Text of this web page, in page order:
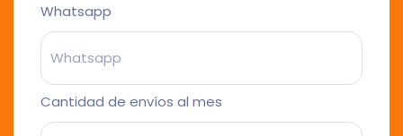
Whatsapp
Cantidad de envíos al mes